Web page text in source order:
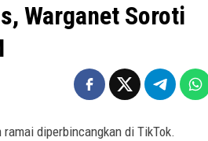
Warganet Soroti
ramai diperbincangkan di TikTok.